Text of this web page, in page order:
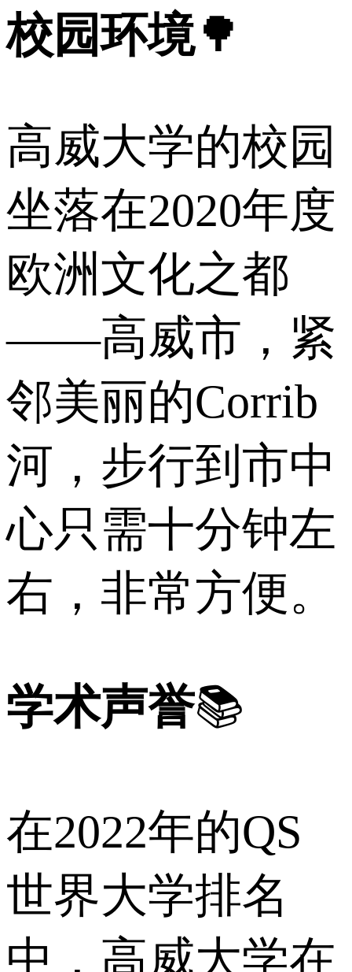
校园环境🌳
高威大学的校园
坐落在2020年度
欧洲文化之都
——高威市，紧
邻美丽的Corrib
河，步行到市中
心只需十分钟左
右，非常方便。
学术声誉📚
在2022年的QS
世界大学排名
中，高威大学在